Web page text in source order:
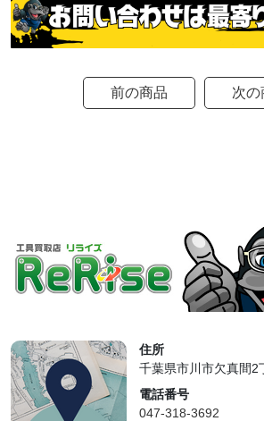
前の商品 次の
住所
千葉県市川市欠真間2
電話番号
047-318-3692